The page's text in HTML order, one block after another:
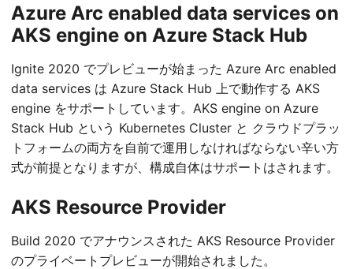
Azure Arc enabled data services on
AKS engine on Azure Stack Hub
Ignite 2020 でプレビューが始まった Azure Arc enabled
data services は Azure Stack Hub 上で動作する AKS
engine をサポートしています。AKS engine on Azure
Stack Hub という Kubernetes Cluster と クラウドプラッ
トフォームの両方を自前で運用しなければならない辛い方
式が前提となりますが、構成自体はサポートはされます。
AKS Resource Provider
Build 2020 でアナウンスされた AKS Resource Provider
のプライベートプレビューが開始されました。